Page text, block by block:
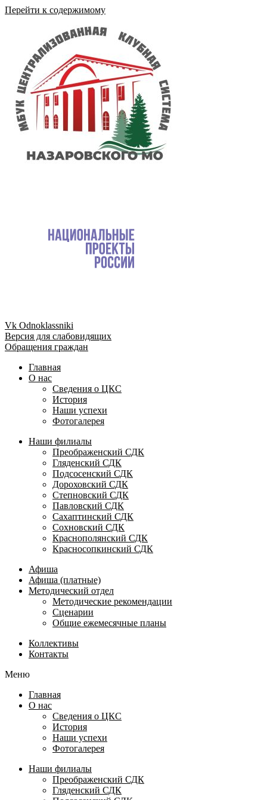
Перейти к содержимому
Vk Odnoklassniki
Версия для слабовидящих
Обращения граждан
Главная
О нас
Сведения о ЦКС
История
Наши успехи
Фотогалерея
Наши филиалы
Преображенский СДК
Гляденский СДК
Подсосенский СДК
Дороховский СДК
Степновский СДК
Павловский СДК
Сахаптинский СДК
Сохновский СДК
Краснополянский СДК
Красносопкинский СДК
Афиша
Афиша (платные)
Методический отдел
Методические рекомендации
Сценарии
Общие ежемесячные планы
Коллективы
Контакты
Меню
Главная
О нас
Сведения о ЦКС
История
Наши успехи
Фотогалерея
Наши филиалы
Преображенский СДК
Гляденский СДК